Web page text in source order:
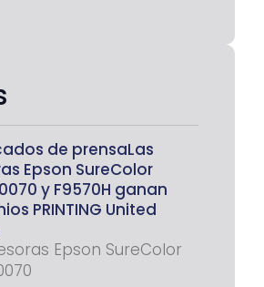
de prensaLas
Epson SureColor
y F9570H ganan
PRINTING United
Epson SureColor